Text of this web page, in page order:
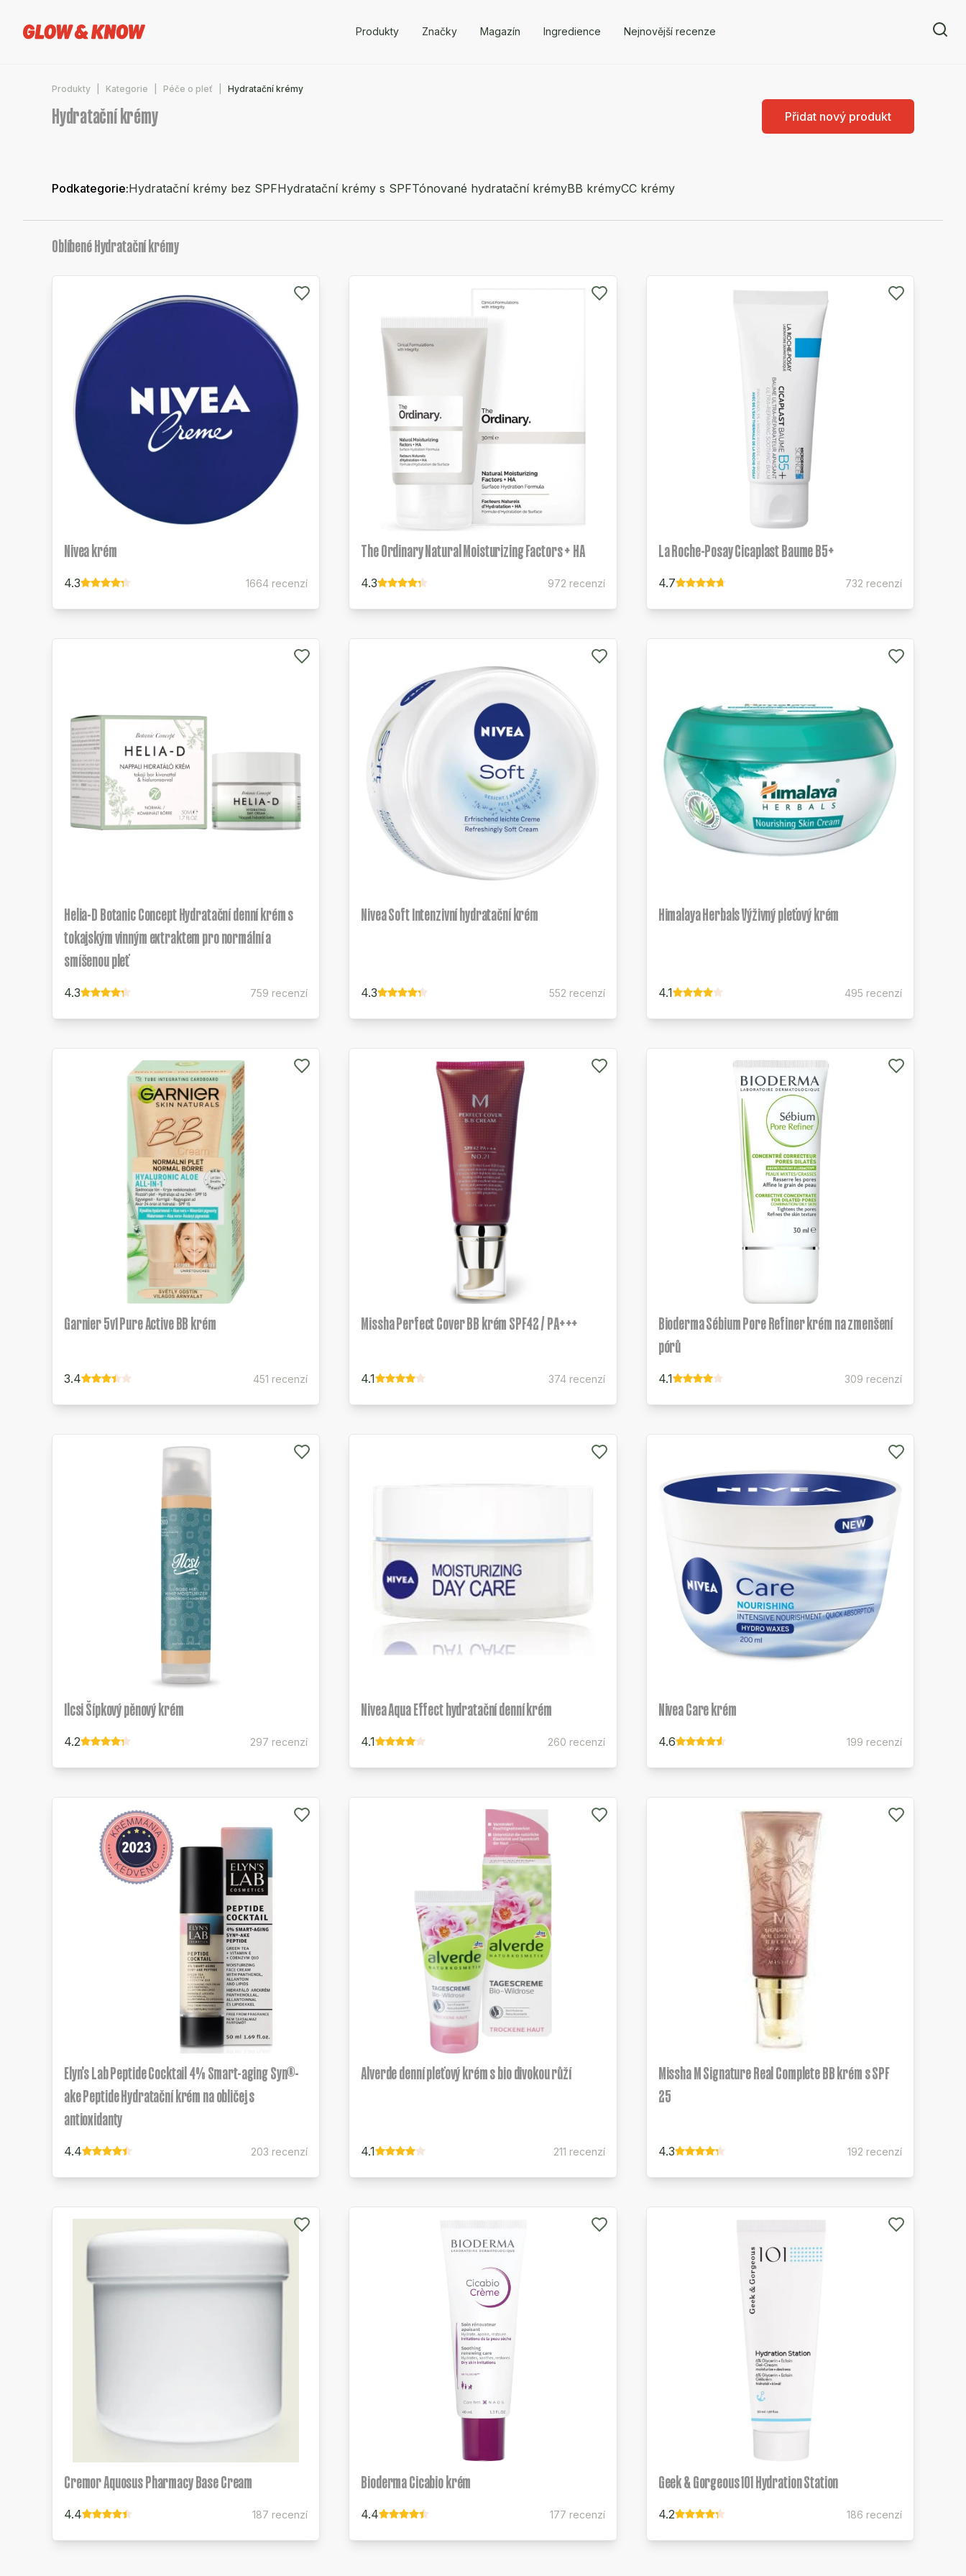
Produkty Značky Magazín Ingredience Nejnovější recenze
Produkty Kategorie Péče o pleť Hydratační krémy
Hydratační krémy Přidat nový produkt
Podkategorie:Hydratační krémy bez SPFHydratační krémy s SPFTónované hydratační krémyBB krémyCC krémy
Oblíbené Hydratační krémy
Nivea krém
4.3 1664 recenzí
The Ordinary Natural Moisturizing Factors + HA
4.3 972 recenzí
La Roche-Posay Cicaplast Baume B5+
4.7 732 recenzí
Helia-D Botanic Concept Hydratační denní krém s
tokajským vinným extraktem pro normální a
smíšenou pleť
4.3 759 recenzí
Nivea Soft Intenzivní hydratační krém
4.3 552 recenzí
Himalaya Herbals Výživný pleťový krém
4.1 495 recenzí
Garnier 5v1 Pure Active BB krém
3.4 451 recenzí
Missha Perfect Cover BB krém SPF42 / PA+++
4.1 374 recenzí
Bioderma Sébium Pore Refiner krém na zmenšení
pórů
4.1 309 recenzí
Ilcsi Šípkový pěnový krém
4.2 297 recenzí
Nivea Aqua Effect hydratační denní krém
4.1 260 recenzí
Nivea Care krém
4.6 199 recenzí
Elyn's Lab Peptide Cocktail 4% Smart-aging Syn®-
ake Peptide Hydratační krém na obličej s
antioxidanty
4.4 203 recenzí
Alverde denní pleťový krém s bio divokou růží
4.1 211 recenzí
Missha M Signature Real Complete BB krém s SPF
25
4.3 192 recenzí
Cremor Aquosus Pharmacy Base Cream
4.4 187 recenzí
Bioderma Cicabio krém
4.4 177 recenzí
Geek & Gorgeous 101 Hydration Station
4.2 186 recenzí